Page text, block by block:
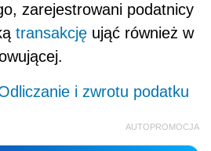
zarejestrowani podatnicy
transakcję ująć również w
i zwrotu podatku
AUTOPROMOCJA